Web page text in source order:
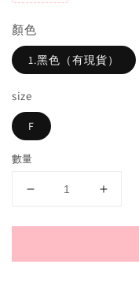
顏色
1.黑色（有現貨）
size
F
數量